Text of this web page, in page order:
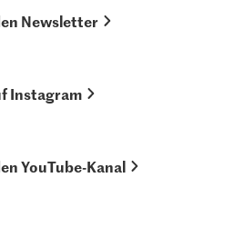
Newsletter
Instagram
YouTube-Kanal